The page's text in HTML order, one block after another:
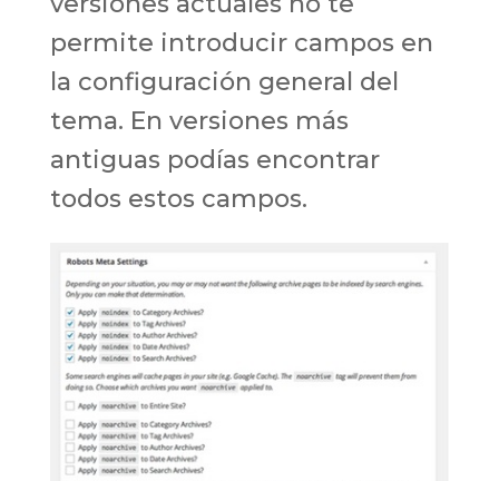
permite introducir campos en
la configuración general del
tema. En versiones más
antiguas podías encontrar
todos estos campos.